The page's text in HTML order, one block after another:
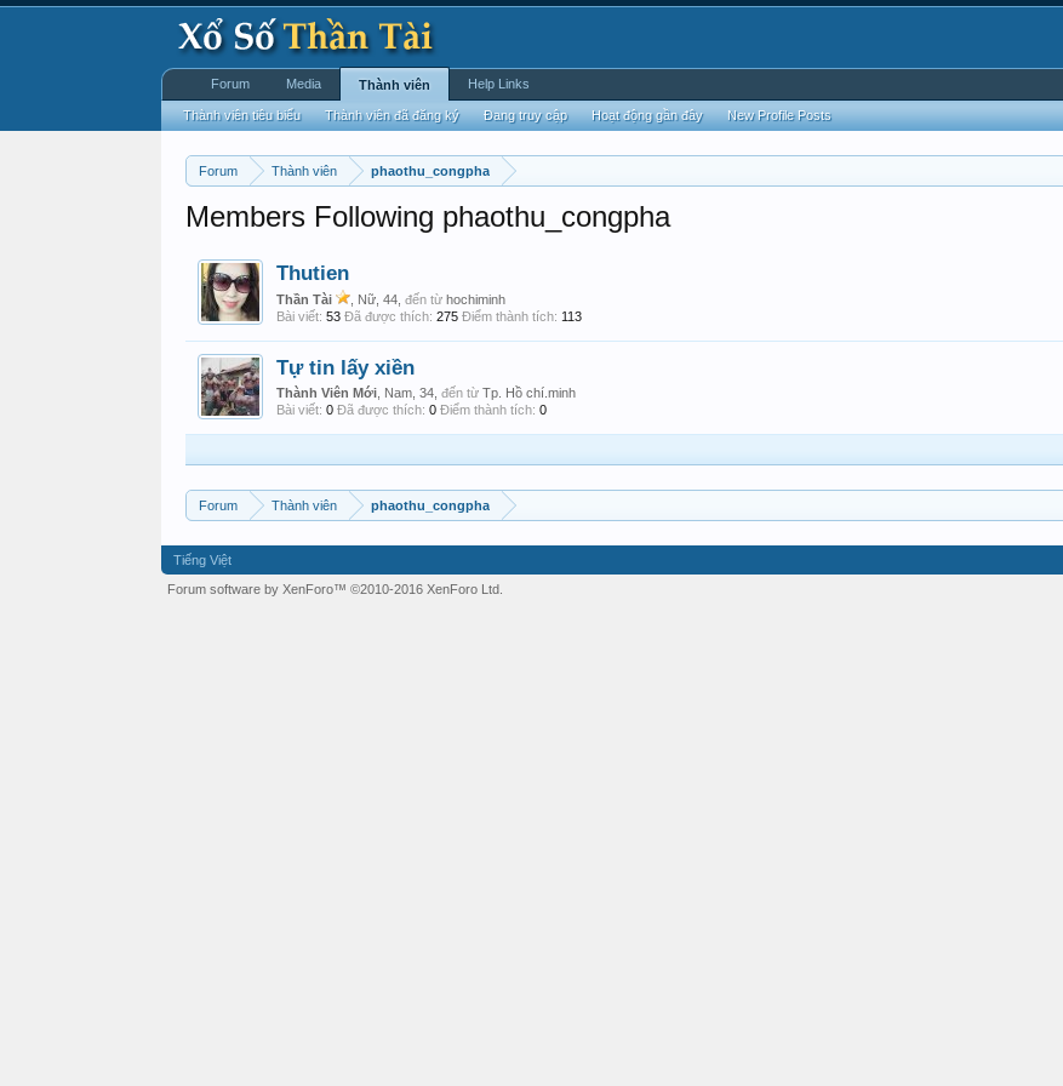
Forum Thành viên phaothu_congpha
Members Following phaothu_congpha
Thutien
Thần Tài , Nữ, 44, đến từ hochiminh
Bài viết: 53 Đã được thích: 275 Điểm thành tích: 113
Tự tin lấy xiền
Thành Viên Mới , Nam, 34, đến từ Tp. Hồ chí.minh
Bài viết: 0 Đã được thích: 0 Điểm thành tích: 0
Forum Thành viên phaothu_congpha
Forum Media Thành viên
Thành viên tiêu biểu Thành viên đã đăng ký Đang truy cập Hoạt động gần đây New Profile Posts
Help Links
Tiếng Việt
Forum software by XenForo™ ©2010-2016 XenForo Ltd.